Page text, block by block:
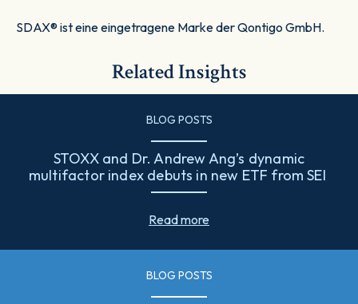
SDAX® ist eine eingetragene Marke der Qontigo GmbH.
Related Insights
BLOG POSTS
STOXX and Dr. Andrew Ang’s dynamic
multifactor index debuts in new ETF from SEI
Read more
BLOG POSTS